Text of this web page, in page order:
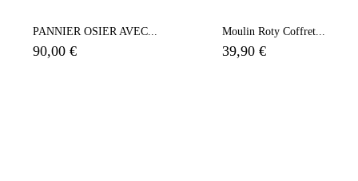
PANNIER OSIER AVEC...
90,00 €
Moulin Roty Coffret...
39,90 €